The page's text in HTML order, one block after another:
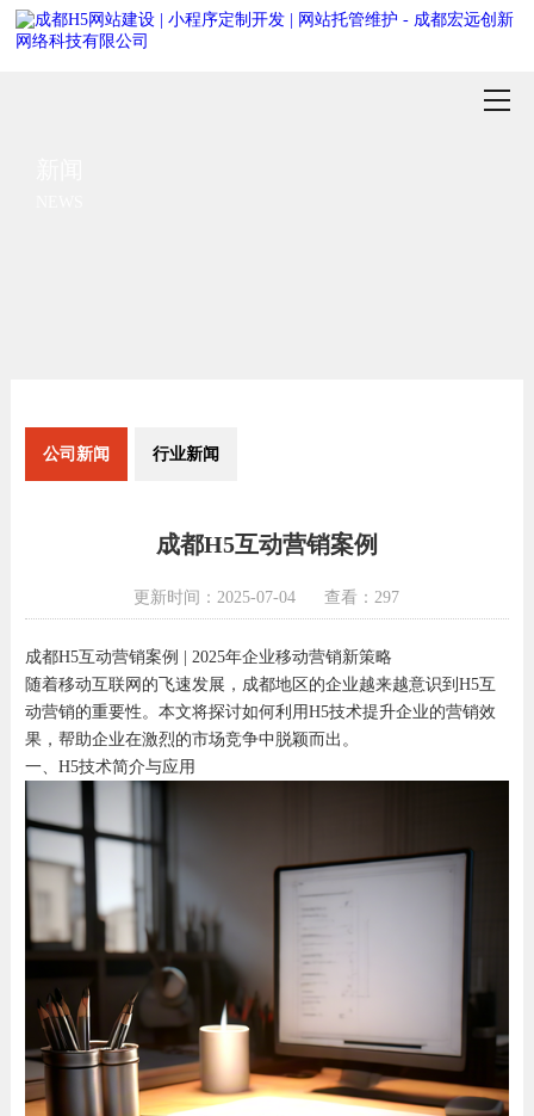
公司新闻 行业新闻
成都H5互动营销案例
更新时间：2025-07-04 查看：297
成都H5互动营销案例 | 2025年企业移动营销新策略
随着移动互联网的飞速发展，成都地区的企业越来越意识到H5互
动营销的重要性。本文将探讨如何利用H5技术提升企业的营销效
果，帮助企业在激烈的市场竞争中脱颖而出。
一、H5技术简介与应用